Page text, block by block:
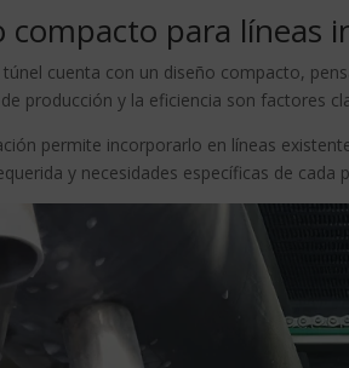
compacto para líneas
túnel cuenta con un diseño compacto,
producción y la eficiencia son factores
permite incorporarlo en líneas
y necesidades específicas de cada